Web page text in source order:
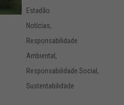
Estadão
Notícias,
Responsabilidade
Ambiental ,
Responsabilidade Social ,
Sustentabilidade